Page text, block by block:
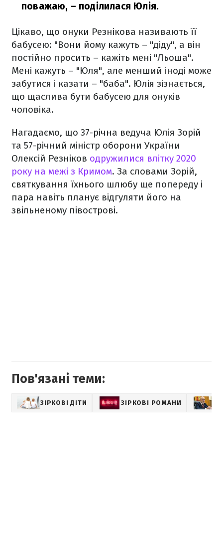
поважаю, – поділилася Юлія.
Цікаво, що онуки Резнікова називають її
бабусею: "Вони йому кажуть – "діду", а він
постійно просить – кажіть мені "Льоша".
Мені кажуть – "Юля", але менший іноді може
забутися і казати – "баба". Юлія зізнається,
що щаслива бути бабусею для онуків
чоловіка.
Нагадаємо, що 37-річна ведуча Юлія Зорій
та 57-річний міністр оборони України
Олексій Резніков одружилися влітку 2020
року на межі з Кримом. За словами Зорій,
святкування їхнього шлюбу ще попереду і
пара навіть планує відгуляти його на
звільненому півострові.
Пов'язані теми:
ЗІРКОВІ ДІТИ ЗІРКОВІ РОМАНИ